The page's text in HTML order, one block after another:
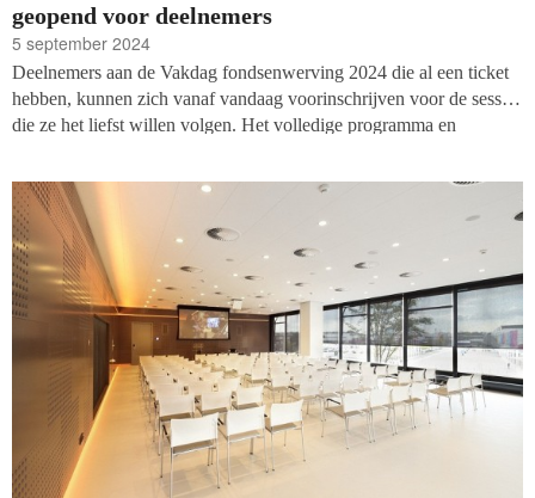
geopend voor deelnemers
5 september 2024
Deelnemers aan de Vakdag fondsenwerving 2024 die al een ticket
hebben, kunnen zich vanaf vandaag voorinschrijven voor de sessies
die ze het liefst willen volgen. Het volledige programma en
vindenop de website van de Vakdag. Dus download de Yellenge
app en zorg ervoor dat je een plekje hebt bij je favoriete sessies in
het Beatrix Theater op 17 september!